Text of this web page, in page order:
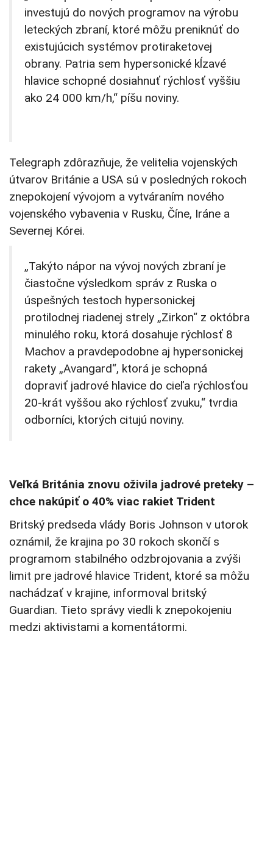
investujú do nových programov na výrobu
leteckých zbraní, ktoré môžu preniknúť do
existujúcich systémov protiraketovej
obrany. Patria sem hypersonické kĺzavé
hlavice schopné dosiahnuť rýchlosť vyššiu
ako 24 000 km/h,“ píšu noviny.
Telegraph zdôrazňuje, že velitelia vojenských
útvarov Británie a USA sú v posledných rokoch
znepokojení vývojom a vytváraním nového
vojenského vybavenia v Rusku, Číne, Iráne a
Severnej Kórei.
„Takýto nápor na vývoj nových zbraní je
čiastočne výsledkom správ z Ruska o
úspešných testoch hypersonickej
protilodnej riadenej strely „Zirkon“ z októbra
minulého roku, ktorá dosahuje rýchlosť 8
Machov a pravdepodobne aj hypersonickej
rakety „Avangard“, ktorá je schopná
dopraviť jadrové hlavice do cieľa rýchlosťou
20-krát vyššou ako rýchlosť zvuku,“ tvrdia
odborníci, ktorých citujú noviny.
Veľká Británia znovu oživila jadrové preteky –
chce nakúpiť o 40% viac rakiet Trident
Britský predseda vlády Boris Johnson v utorok
oznámil, že krajina po 30 rokoch skončí s
programom stabilného odzbrojovania a zvýši
limit pre jadrové hlavice Trident, ktoré sa môžu
nachádzať v krajine, informoval britský
Guardian. Tieto správy viedli k znepokojeniu
medzi aktivistami a komentátormi.